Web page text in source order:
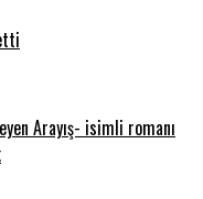
Arayış- isimli romanı